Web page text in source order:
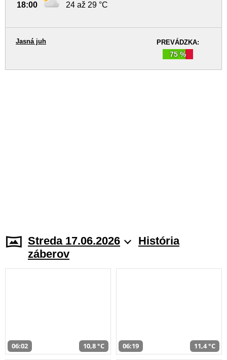
18:00 24 až 29 °C
PREVÁDZKA:
75 %
Jasná juh
Streda 17.06.2026
História
záberov
06:02 10,8 °C 06:19 11,4 °C